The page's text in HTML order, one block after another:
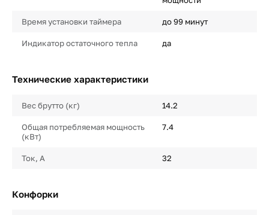
Время установки таймера до 99 минут
Индикатор остаточного тепла да
Технические характеристики
Вес брутто (кг) 14.2
Общая потребляемая мощность
(кВт)
7.4
Ток, А 32
Конфорки